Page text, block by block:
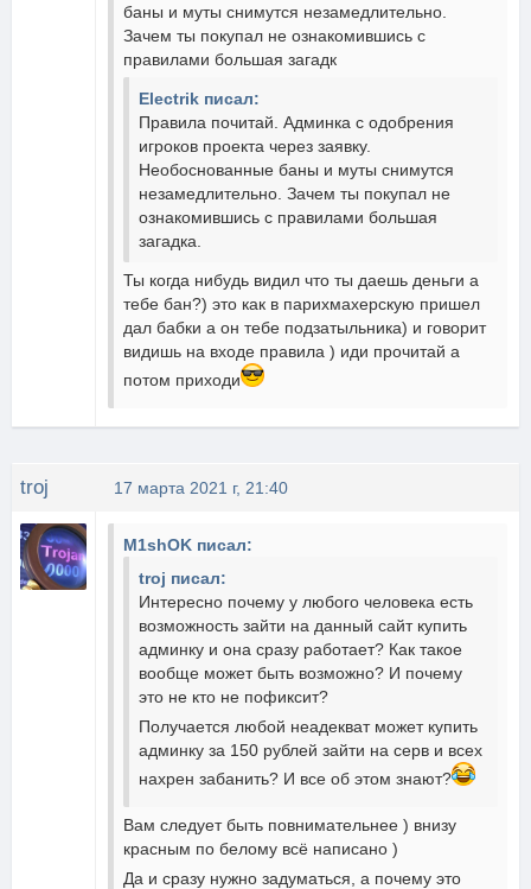
баны и муты снимутся незамедлительно.
Зачем ты покупал не ознакомившись с
правилами большая загадк
Electrik писал:
Правила почитай. Админка с одобрения
игроков проекта через заявку.
Необоснованные баны и муты снимутся
незамедлительно. Зачем ты покупал не
ознакомившись с правилами большая
загадка.
Ты когда нибудь видил что ты даешь деньги а
тебе бан?) это как в парихмахерскую пришел
дал бабки а он тебе подзатыльника) и говорит
видишь на входе правила ) иди прочитай а
потом приходи
troj 17 марта 2021 г, 21:40
M1shOK писал:
troj писал:
Интересно почему у любого человека есть
возможность зайти на данный сайт купить
админку и она сразу работает? Как такое
вообще может быть возможно? И почему
это не кто не пофиксит?
Получается любой неадекват может купить
админку за 150 рублей зайти на серв и всех
нахрен забанить? И все об этом знают?
Вам следует быть повнимательнее ) внизу
красным по белому всё написано )
Да и сразу нужно задуматься, а почему это